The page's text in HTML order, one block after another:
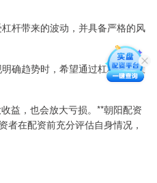
杆带来的波动，并具备严格的风
确趋势时，希望通过杠杆放大收
益，也会放大亏损。**朝阳配资
者在配资前充分评估自身情况，